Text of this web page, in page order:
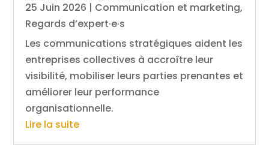
25 Juin 2026 | Communication et marketing,
Regards d’expert·e·s
Les communications stratégiques aident les
entreprises collectives à accroître leur
visibilité, mobiliser leurs parties prenantes et
améliorer leur performance
organisationnelle.
Lire la suite